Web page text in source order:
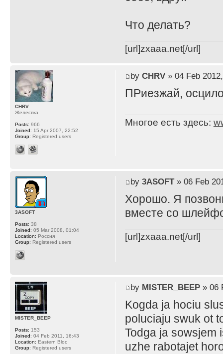
Что делать?
[url]zxaaa.net[/url]
by CHRV» 04 Feb
ПРиезжай,
Многое есть здесь:
CHRV
Желесяка
Posts: 966
Joined: 15 Apr 2007, 22:52
Group: Registered users
by 3ASOFT» 06 Feb
Хорошо. Я
вместе со
[url]zxaaa.net[/url]
3ASOFT
Posts: 38
Joined: 05 Mar 2008, 01:04
Location: Россия
Group: Registered users
by MISTER_BEEP» 06
Kogda ja hociu
poluciaju swuk ot
Todga ja sowsjem
uzhe rabotajet
MISTER_BEEP
Posts: 153
Joined: 04 Feb 2011, 16:43
Location: Eastern Bloc
Group: Registered users